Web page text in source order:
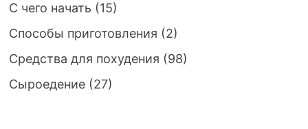
С чего начать (15)
Способы приготовления (2)
Средства для похудения (98)
Сыроедение(27)